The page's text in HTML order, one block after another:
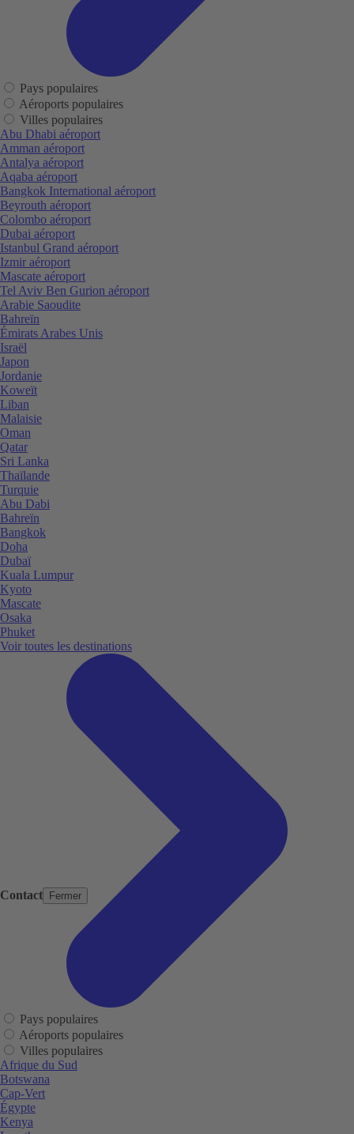
Contact Fermer
Pays populaires
Aéroports populaires
Villes populaires
Abu Dhabi aéroport
Amman aéroport
Antalya aéroport
Aqaba aéroport
Bangkok International aéroport
Beyrouth aéroport
Colombo aéroport
Dubai aéroport
Istanbul Grand aéroport
Izmir aéroport
Mascate aéroport
Tel Aviv Ben Gurion aéroport
Arabie Saoudite
Bahreïn
Émirats Arabes Unis
Israël
Japon
Jordanie
Koweït
Liban
Malaisie
Oman
Qatar
Sri Lanka
Thaïlande
Turquie
Abu Dabi
Bahreïn
Bangkok
Doha
Dubaï
Kuala Lumpur
Kyoto
Mascate
Osaka
Phuket
Voir toutes les destinations
Pays populaires
Aéroports populaires
Villes populaires
Afrique du Sud
Botswana
Cap-Vert
Égypte
Kenya